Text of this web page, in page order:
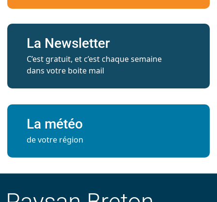
La Newsletter
C’est gratuit, et c’est chaque semaine
dans votre boite mail
La météo
de votre région